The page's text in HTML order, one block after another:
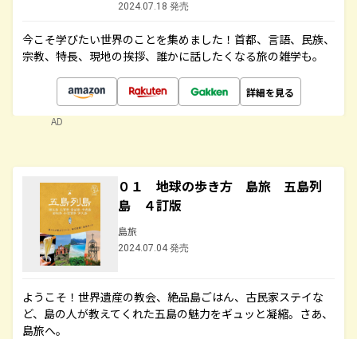
2024.07.18 発売
今こそ学びたい世界のことを集めました！首都、言語、民族、
宗教、特長、現地の挨拶、誰かに話したくなる旅の雑学も。
詳細を見る
AD
０１ 地球の歩き方 島旅 五島列
島 ４訂版
島旅
2024.07.04 発売
ようこそ！世界遺産の教会、絶品島ごはん、古民家ステイな
ど、島の人が教えてくれた五島の魅力をギュッと凝縮。さあ、
島旅へ。